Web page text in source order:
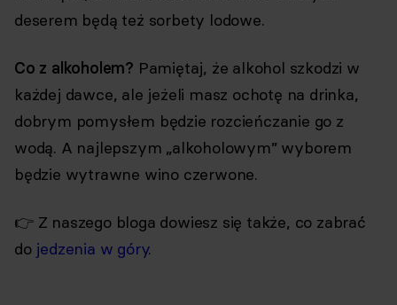
deserem będą też sorbety lodowe.
Co z alkoholem? Pamiętaj, że alkohol szkodzi w
każdej dawce, ale jeżeli masz ochotę na drinka,
dobrym pomysłem będzie rozcieńczanie go z
wodą. A najlepszym „alkoholowym” wyborem
będzie wytrawne wino czerwone.
👉 Z naszego bloga dowiesz się także, co zabrać
do jedzenia w góry.